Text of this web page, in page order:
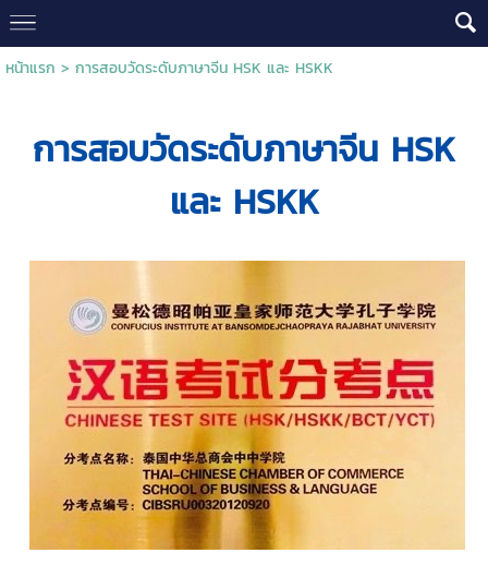
หน้าแรก > การสอบวัดระดับภาษาจีน HSK และ HSKK
การสอบวัดระดับภาษาจีน HSK
และ HSKK